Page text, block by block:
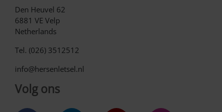
Den Heuvel 62
6881 VE Velp
Netherlands
Tel. (026) 3512512
info@hersenletsel.nl
Volg ons